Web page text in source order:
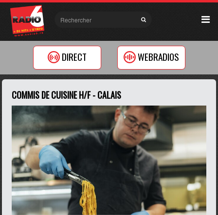
DIRECT WEBRADIOS
COMMIS DE CUISINE H/F - CALAIS